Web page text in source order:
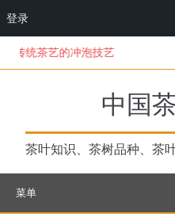
到
茶艺的冲泡技艺
中国
茶叶知识、茶树品种、茶
菜单
登录